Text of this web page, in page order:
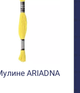
АRIADNA